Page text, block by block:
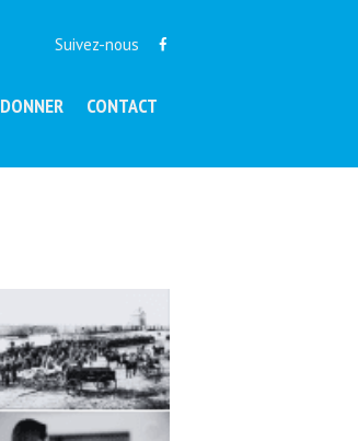
Suivez-nous
DONNER CONTACT